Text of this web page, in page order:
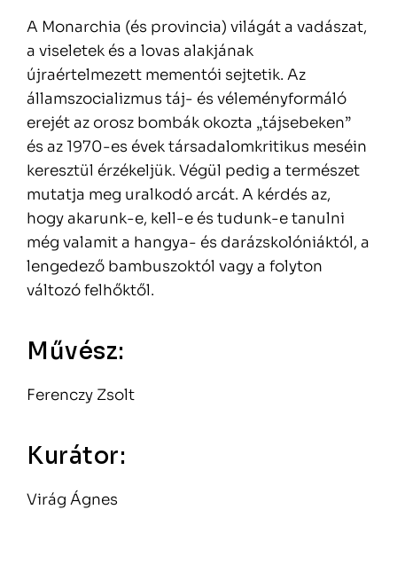
A Monarchia (és provincia) világát a vadászat,
a viseletek és a lovas alakjának
újraértelmezett mementói sejtetik. Az
államszocializmus táj- és véleményformáló
erejét az orosz bombák okozta „tájsebeken”
és az 1970-es évek társadalomkritikus meséin
keresztül érzékeljük. Végül pedig a természet
mutatja meg uralkodó arcát. A kérdés az,
hogy akarunk-e, kell-e és tudunk-e tanulni
még valamit a hangya- és darázskolóniáktól, a
lengedező bambuszoktól vagy a folyton
változó felhőktől.
Művész:
Ferenczy Zsolt
Kurátor:
Virág Ágnes